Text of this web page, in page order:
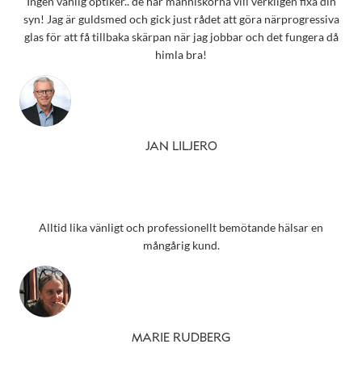
syn! Jag är guldsmed och gick just rådet att göra närprogressiva
glas för att få tillbaka skärpan när jag jobbar och det fungera då
himla bra!
JAN LILJERO
Alltid lika vänligt och professionellt bemötande hälsar en
mångårig kund.
MARIE RUDBERG